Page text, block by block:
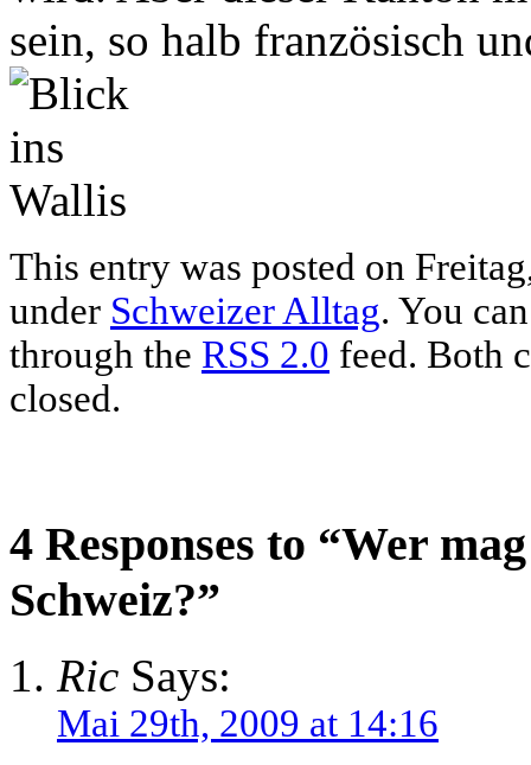
sein, so halb französisch
This entry was posted on
under Schweizer Alltag. You
through the RSS 2.0 feed. Both
closed.
4 Responses to “Wer
Schweiz?”
Ric Says:
Mai 29th, 2009 at 14:16